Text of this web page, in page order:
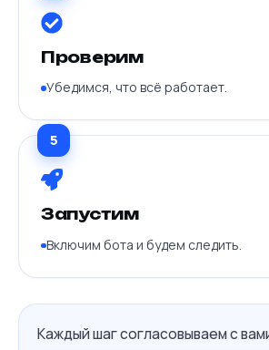
Проверим
Убедимся, что всё работает.
5
Запустим
Включим бота и будем следить.
Каждый шаг согласовываем с